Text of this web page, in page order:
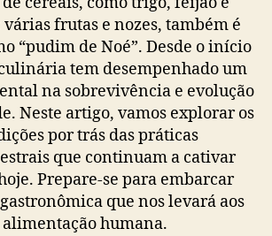
várias frutas e nozes, também é
“pudim de Noé”. Desde o início
tem desempenhado um
na sobrevivência e evolução
Neste artigo, vamos explorar os
por trás das práticas
que continuam a cativar
Prepare-se para embarcar
que nos levará aos
humana.